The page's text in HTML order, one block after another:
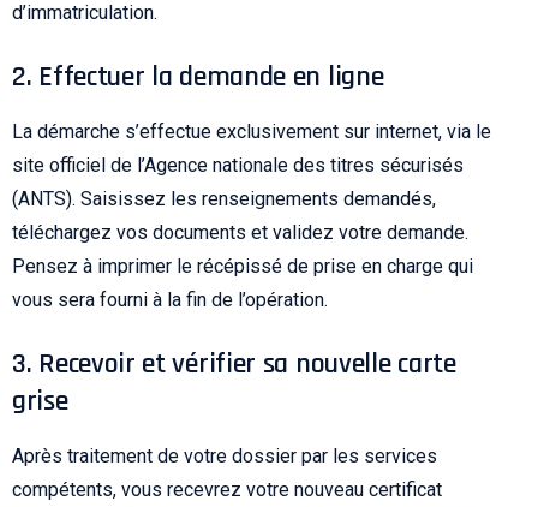
d’immatriculation.
2. Effectuer la demande en ligne
La démarche s’effectue exclusivement sur internet, via le
site officiel de l’Agence nationale des titres sécurisés
(ANTS). Saisissez les renseignements demandés,
téléchargez vos documents et validez votre demande.
Pensez à imprimer le récépissé de prise en charge qui
vous sera fourni à la fin de l’opération.
3. Recevoir et vérifier sa nouvelle carte
grise
Après traitement de votre dossier par les services
compétents, vous recevrez votre nouveau certificat